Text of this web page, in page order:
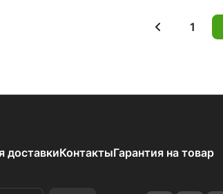
1
доставкиКонтактыГарантия на товар